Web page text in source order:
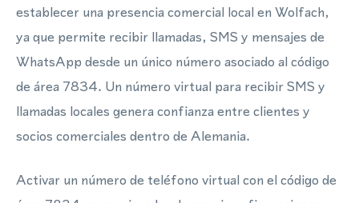
establecer una presencia comercial local en Wolfach,
ya que permite recibir llamadas, SMS y mensajes de
WhatsApp desde un único número asociado al código
de área 7834. Un número virtual para recibir SMS y
llamadas locales genera confianza entre clientes y
socios comerciales dentro de Alemania.
Activar un número de teléfono virtual con el código de